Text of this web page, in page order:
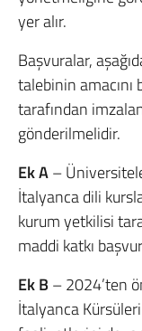
yer alır.
Başvuralar,
talebinin
tarafından
gönderilmelidir.
Ek A–
İtalyanca dili
kurum yetkilisi
maddi katkı
Ek B– 2024’ten
İtalyanca